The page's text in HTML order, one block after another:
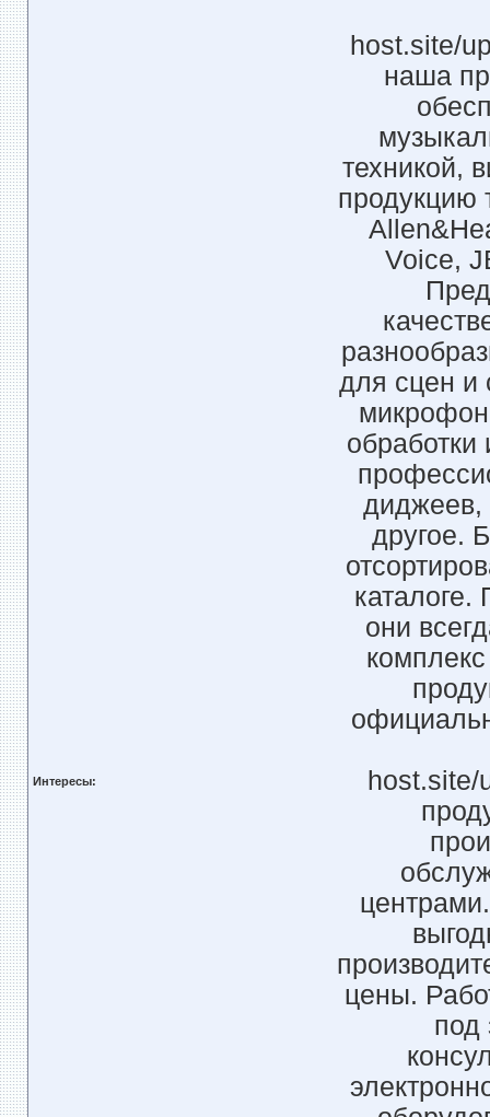
Интересы:
host.site/
наша
техникой,
продукцию
Voice,
для сцен и
диджеев,
другое.
они
цены.
под